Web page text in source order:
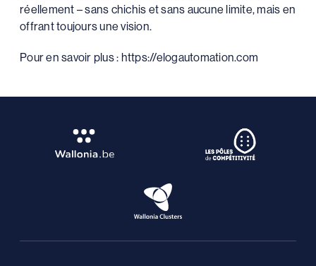
réellement – sans chichis et sans aucune limite, mais en
offrant toujours une vision.
Pour en savoir plus : https://elogautomation.com